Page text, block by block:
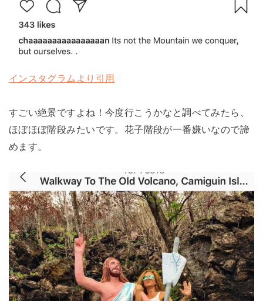
インスタグラムより引用
すごい絶景ですよね！今度行こうかなと調べてみたら、
ほぼほぼ階段みたいです。花子階段が一番嫌いなので諦
めます。